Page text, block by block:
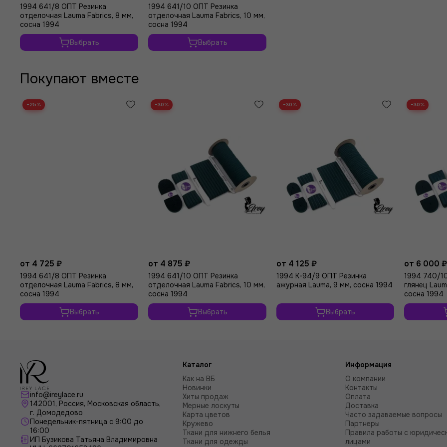
1994 641/8 ОПТ Резинка
отделочная Lauma Fabrics, 8 мм,
сосна 1994
Выбрать
1994 641/10 ОПТ Резинка
отделочная Lauma Fabrics, 10 мм,
сосна 1994
Выбрать
Покупают вместе
−25%
от 4 725 ₽
1994 641/8 ОПТ Резинка
отделочная Lauma Fabrics, 8 мм,
сосна 1994
Выбрать
−30%
от 4 875 ₽
1994 641/10 ОПТ Резинка
отделочная Lauma Fabrics, 10 мм,
сосна 1994
Выбрать
−30%
от 4 125 ₽
1994 K-94/9 ОПТ Резинка
ажурная Lauma, 9 мм, сосна 1994
Выбрать
−30%
от 6 000 ₽
1994 740/
глянец
сосна 1994
info@ireylace.ru
142001 , Россия, Московская область,
г. Домодедово
Понедельник-пятница с 9:00 до
16:00
ИП Бузикова Татьяна Владимировна
Каталог
Как на ВБ
Новинки
Хиты продаж
Мерные лоскуты
Карта цветов
Кружево
Ткани для нижнего белья
Ткани для одежды
Информация
О компании
Контакты
Оплата
Доставка
Часто задаваемые вопросы
Партнеры
Правила работы с
лицами